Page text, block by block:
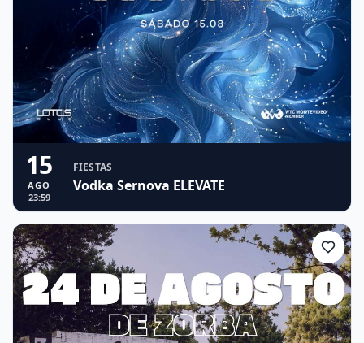
15
AGO
23:59
FIESTAS
Vodka Sernova ELEVATE